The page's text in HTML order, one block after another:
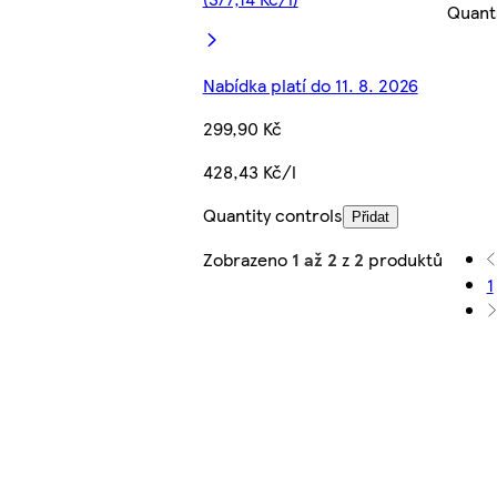
Nabídka platí do 11. 8. 2026
299,90 Kč
428,43 Kč/l
Quantity controls
Přidat
Zobrazeno 1 až 2 z 2 produktů
1